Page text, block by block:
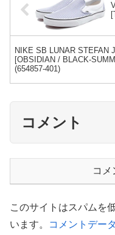
NIKE SB LUNAR STEFAN
[OBSIDIAN / BLACK-
(654857-401)
コメント
コメ
このサイトはスパムを
います。
コメントデー